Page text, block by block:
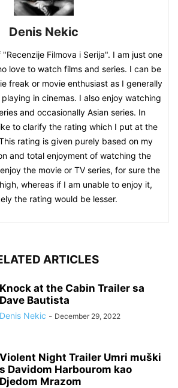
Denis Nekic
"Recenzije Filmova i Serija". I am just one
love to watch films and series. I can be
freak or movie enthusiast as I generally
in cinemas. I also enjoy watching
and occasionally Asian series. In
to clarify the rating which I put at the
rating is given purely based on my
and total enjoyment of watching the
the movie or TV series, for sure the
whereas if I am unable to enjoy it,
the rating would be lesser.
ARTICLES
Knock at the Cabin Trailer sa
Dave Bautista
Denis Nekic - December 29, 2022
Violent Night Trailer Umri muški
s Davidom Harbourom kao
Djedom Mrazom